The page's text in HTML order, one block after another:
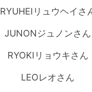
RYUHEIリュウヘイさ
JUNONジュノンさん
RYOKIリョウキさん
LEOレオさん